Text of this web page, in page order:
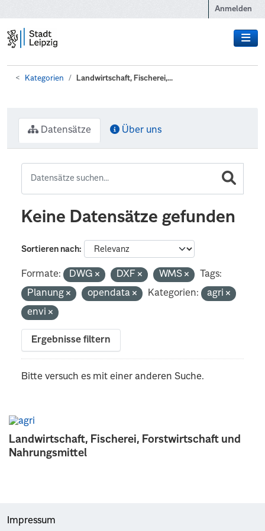
Anmelden
Kategorien Landwirtschaft, Fischerei,...
Landwirtschaft, Fischerei, Forstwirtschaft und
Nahrungsmittel
Datensätze Über uns
Keine Datensätze gefunden
Sortieren nach
Formate: DWG DXF WMS
Tags:
Planung
opendata Kategorien:
agri
envi
Ergebnisse filtern
Bitte versuch es mit einer anderen Suche.
Impressum